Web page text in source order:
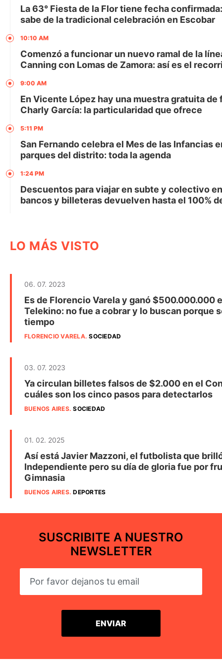
La 63° Fiesta de la Flor tiene fecha
sabe de la tradicional celebración en Escobar
10:10 AM
Comenzó a funcionar un nuevo ramal de la
Canning con Lomas de Zamora: así es el
9:00 AM
En Vicente López hay una muestra gratuita
Charly García: la particularidad que ofrece
5:11 PM
San Fernando celebra el Mes de las Infancias
parques del distrito: toda la agenda
1:24 PM
Descuentos para viajar en subte y colectivo
bancos y billeteras devuelven hasta el 100%
LO MÁS VISTO
06. 07. 2023
Es de Florencio Varela y ganó $500.000.000
Telekino: no fue a cobrar y lo buscan porque
tiempo
FLORENCIO VARELA.SOCIEDAD
03. 07. 2023
Ya circulan billetes falsos de $2.000 en el
cuáles son los cinco pasos para detectarlos
BUENOS AIRES.SOCIEDAD
01. 02. 2025
Así está Javier Mazzoni, el futbolista que
Independiente pero su día de gloria fue por
Gimnasia
BUENOS AIRES.DEPORTES
SUSCRIBITE A NUESTRO
NEWSLETTER